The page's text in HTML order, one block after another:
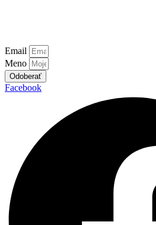
Email
Meno
Odoberať
Facebook